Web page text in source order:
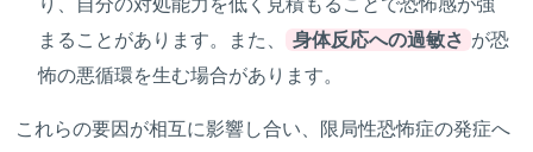
り、自分の対処能力を低く見積もることで恐怖感が強
まることがあります。また、
身体反応への過敏さ が恐
怖の悪循環を生む場合があります。
これらの要因が相互に影響し合い、限局性恐怖症の発症へ